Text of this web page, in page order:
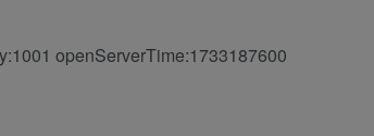
openServerTime:1733187600